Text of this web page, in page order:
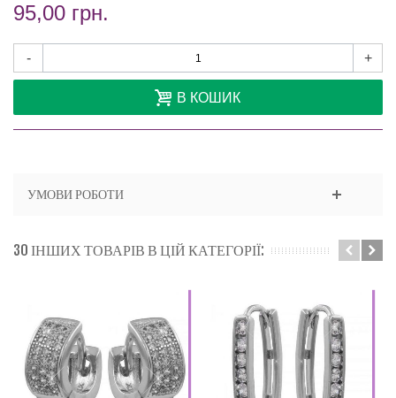
95,00 грн.
- +
В КОШИК
УМОВИ РОБОТИ
30 ІНШИХ ТОВАРІВ В ЦІЙ КАТЕГОРІЇ: